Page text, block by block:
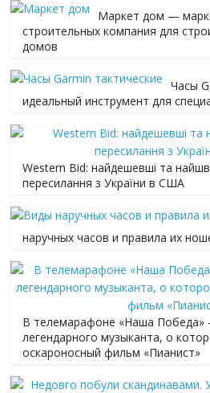
Маркет дом —
строительных компания для
домов
Часы
идеальный инструмент для
Western Bid: найдешевші та
пересилання з України в США
наручных часов и правила их
В телемарафоне «Наша Победа»
легендарного музыканта, о
оскароносный фильм «Пианист»